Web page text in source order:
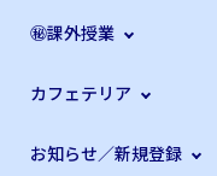
㊙課外授業
カフェテリア
お知らせ／新規登録